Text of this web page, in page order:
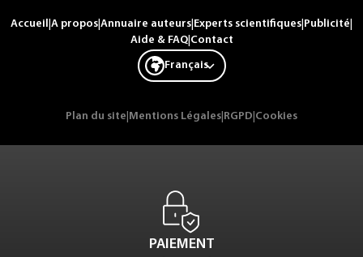
Accueil A propos Annuaire auteurs Experts scientifiques Publicité
Aide & FAQ| Contact
Français
Plan du site Mentions Légales RGPD Cookies
PAIEMENT